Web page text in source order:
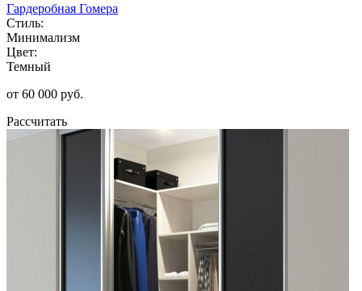
Гардеробная Гомера
Стиль:
Минимализм
Цвет:
Темный
от 60 000 руб.
Рассчитать